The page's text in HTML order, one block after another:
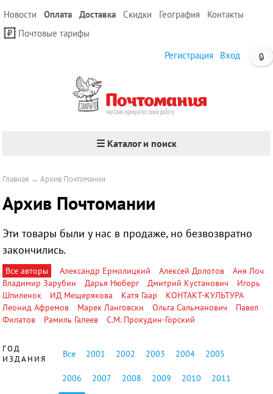
Новости Оплата Доставка Скидки География
Контакты
Почтовые тарифы
🔒
Регистрация Вход
☰ Каталог и поиск
Главная →Архив Почтомании
Архив Почтомании
Эти товары были у нас в продаже, но безвозвратно
закончились.
Все авторы Александр Ермолицкий Алексей Долотов
Аня Лоч
Владимир Зарубин
Дарья Нюберг Дмитрий Кустанович
Игорь
Шпиленок
ИД Мещерякова Катя Гаар
КОНТАКТ-КУЛЬТУРА
Леонид Афремов
Марек Ланговски Ольга Сальманович
Павел
Филатов
Рамиль Галеев С.М. Прокудин-Горский
ГОД
ИЗДАНИЯ
Все 2001 2002 2003 2004 2005
2006 2007 2008 2009 2010 2011